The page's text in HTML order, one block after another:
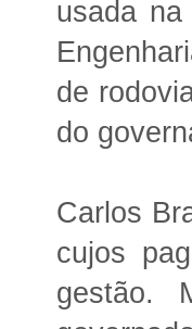
usada
de
do
Carlos
cujos
gestão.